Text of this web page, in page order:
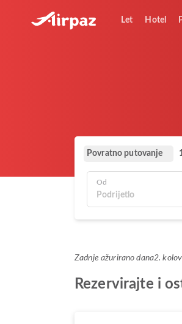
Let Hotel
Povratno putovanje
Od
Zadnje ažurirano dana2.
Rezervirajte i